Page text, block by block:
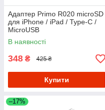
Адаптер Primo R020 microSD
для iPhone / iPad / Type-C /
MicroUSB
В наявності
348 ₴ 425 ₴
Купити
–17%